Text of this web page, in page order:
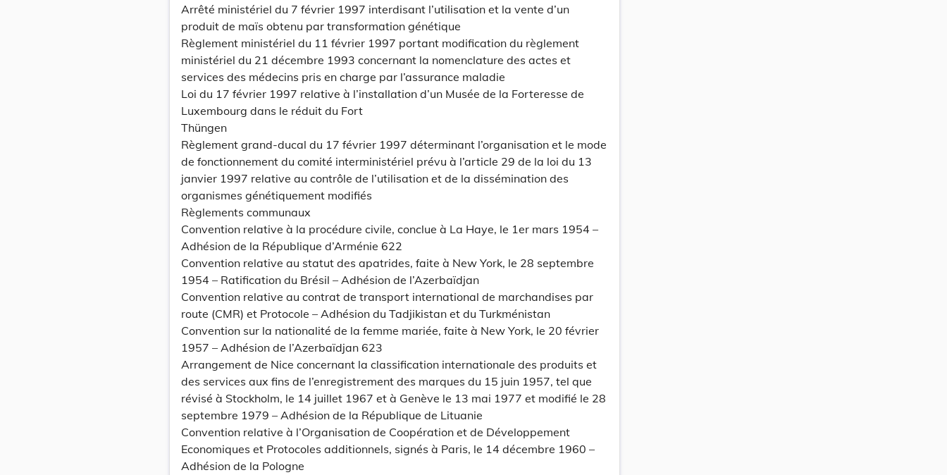
Arrêté ministériel du 7 février 1997 interdisant l’utilisation et la vente d’un
produit de maïs obtenu par transformation génétique
Règlement ministériel du 11 février 1997 portant modification du règlement
ministériel du 21 décembre 1993 concernant la nomenclature des actes et
services des médecins pris en charge par l’assurance maladie
Loi du 17 février 1997 relative à l’installation d’un Musée de la Forteresse de
Luxembourg dans le réduit du Fort
Thüngen
Règlement grand-ducal du 17 février 1997 déterminant l’organisation et le mode
de fonctionnement du comité interministériel prévu à l’article 29 de la loi du 13
janvier 1997 relative au contrôle de l’utilisation et de la dissémination des
organismes génétiquement modifiés
Règlements communaux
Convention relative à la procédure civile, conclue à La Haye, le 1er mars 1954 –
Adhésion de la République d’Arménie 622
Convention relative au statut des apatrides, faite à New York, le 28 septembre
1954 – Ratification du Brésil – Adhésion de l’Azerbaïdjan
Convention relative au contrat de transport international de marchandises par
route (CMR) et Protocole – Adhésion du Tadjikistan et du Turkménistan
Convention sur la nationalité de la femme mariée, faite à New York, le 20 février
1957 – Adhésion de l’Azerbaïdjan 623
Arrangement de Nice concernant la classification internationale des produits et
des services aux fins de l’enregistrement des marques du 15 juin 1957, tel que
révisé à Stockholm, le 14 juillet 1967 et à Genève le 13 mai 1977 et modifié le 28
septembre 1979 – Adhésion de la République de Lituanie
Convention relative à l’Organisation de Coopération et de Développement
Economiques et Protocoles additionnels, signés à Paris, le 14 décembre 1960 –
Adhésion de la Pologne